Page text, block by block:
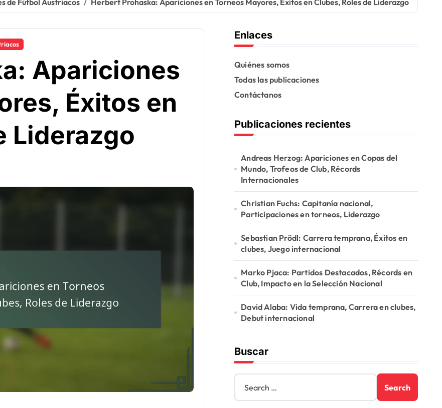
de Fútbol Austriacos Herbert Prohaska: Apariciones en Torneos Mayores, Éxitos en Clubes, Roles de Liderazgo
Apariciones
Éxitos en
Liderazgo
Enlaces
Quiénes somos
Todas las publicaciones
Contáctanos
Publicaciones recientes
Andreas Herzog: Apariciones en Copas del
Mundo, Trofeos de Club, Récords
Internacionales
Christian Fuchs: Capitanía nacional,
Participaciones en torneos, Liderazgo
Sebastian Prödl: Carrera temprana, Éxitos en
clubes, Juego internacional
Marko Pjaca: Partidos Destacados, Récords en
Club, Impacto en la Selección Nacional
David Alaba: Vida temprana, Carrera en clubes,
Debut internacional
Buscar
S
a